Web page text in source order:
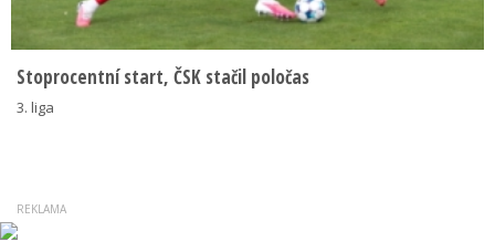
Stoprocentní start, ČSK stačil poločas
3. liga